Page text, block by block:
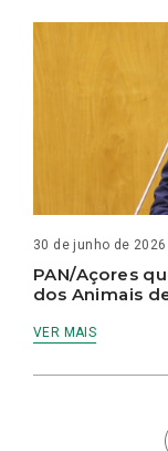
30 de junho de 2026
PAN/Açores
dos Animais
VER MAIS